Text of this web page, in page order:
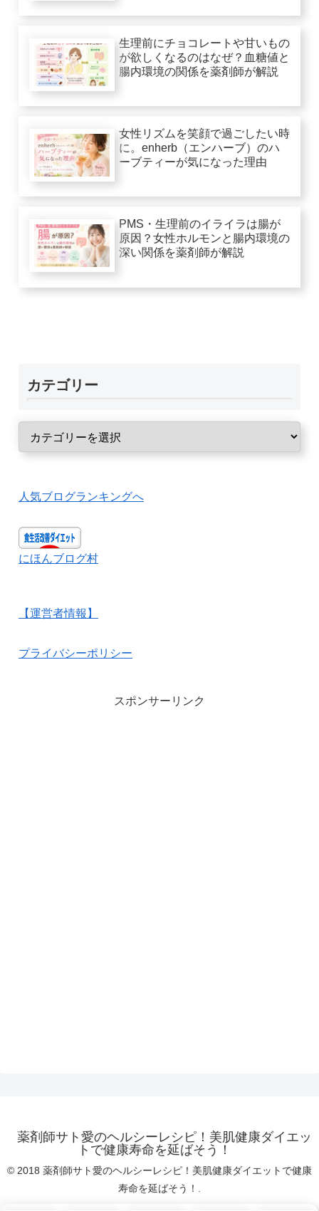
生理前にチョコレートや甘いもの
が欲しくなるのはなぜ？血糖値と
腸内環境の関係を薬剤師が解説
女性リズムを笑顔で過ごしたい時
に。enherb（エンハーブ）のハ
ーブティーが気になった理由
PMS・生理前のイライラは腸が
原因？女性ホルモンと腸内環境の
深い関係を薬剤師が解説
カテゴリー
人気ブログランキングへ
にほんブログ村
【運営者情報】
プライバシーポリシー
スポンサーリンク
薬剤師サト愛のヘルシーレシピ！美肌健康ダイエッ
トで健康寿命を延ばそう！
© 2018 薬剤師サト愛のヘルシーレシピ！美肌健康ダイエットで健康
寿命を延ばそう！.